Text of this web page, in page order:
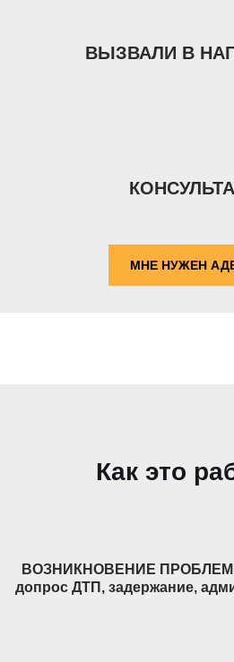
ВЫЗВАЛИ В
МНЕ НУЖЕН
Как это
ВОЗНИКНОВЕНИЕ
допрос ДТП, задержание,